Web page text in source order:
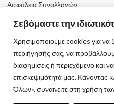
Σεβόμαστε την
Χρησιμοποιούμε cookies για να
περιήγησής σας, να
διαφημίσεις ή περιεχόμενο και
επισκεψιμότητά μας. Κάνοντας
Όλων», συναινείτε στη χρήση
Ασφάλεια Συναλλαγών
Όροι & Προϋποθέσεις
Ακύρωση Παραγγελίας
ΩΡΑΡΙΟ ΛΕΙΤΟΥΡΓΙΑΣ
Δευτέρα : 9:00 - 17:00
Τρίτη : 9:00 - 17:00